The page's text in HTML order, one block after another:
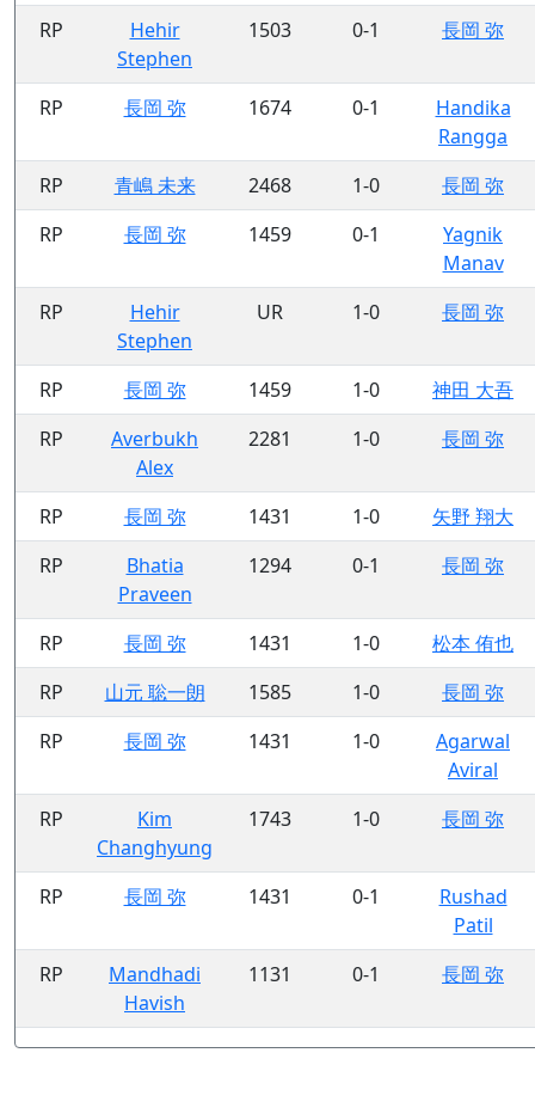
RP
Hehir
Stephen
1503 0-1 長岡 弥
RP 長岡 弥 1674 0-1
Handika
Rangga
RP
青嶋 未来 2468 1-0
長岡 弥
RP
長岡 弥 1459 0-1
Yagnik
Manav
RP
Hehir
Stephen
UR 1-0 長岡 弥
RP 長岡 弥 1459 1-0
神田 大吾
RP
Averbukh
Alex
2281 1-0 長岡 弥
RP 長岡 弥 1431 1-0
矢野 翔大
RP
Bhatia
Praveen
1294 0-1 長岡 弥
RP 長岡 弥 1431 1-0
松本 侑也
RP
山元 聡一朗 1585 1-0
長岡 弥
RP
長岡 弥 1431 1-0
Agarwal
Aviral
RP
Kim
Changhyung
1743 1-0 長岡 弥
RP 長岡 弥 1431 0-1
Rushad
Patil
RP
Mandhadi
Havish
1131 0-1 長岡 弥